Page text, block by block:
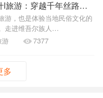
l旅游：穿越千年丝路的冰
游，也是体验当地民俗文化的
走进维吾尔族人…
游
7377
多